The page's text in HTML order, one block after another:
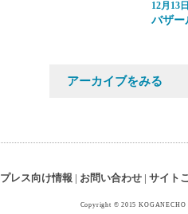
12月13
バザ
アーカイブをみる
プレス向け情報 お問い合わせ| サイト
Copyright © 2015